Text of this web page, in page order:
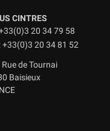
CINTRES
20 34 79 58
+33(0)3 20 34 81 52
de Tournai
Baisieux